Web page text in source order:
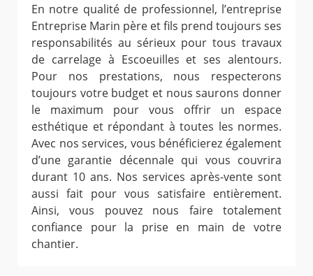
En notre qualité de professionnel, l’entreprise
Entreprise Marin père et fils prend toujours ses
responsabilités au sérieux pour tous travaux
de carrelage à Escoeuilles et ses alentours.
Pour nos prestations, nous respecterons
toujours votre budget et nous saurons donner
le maximum pour vous offrir un espace
esthétique et répondant à toutes les normes.
Avec nos services, vous bénéficierez également
d’une garantie décennale qui vous couvrira
durant 10 ans. Nos services après-vente sont
aussi fait pour vous satisfaire entièrement.
Ainsi, vous pouvez nous faire totalement
confiance pour la prise en main de votre
chantier.